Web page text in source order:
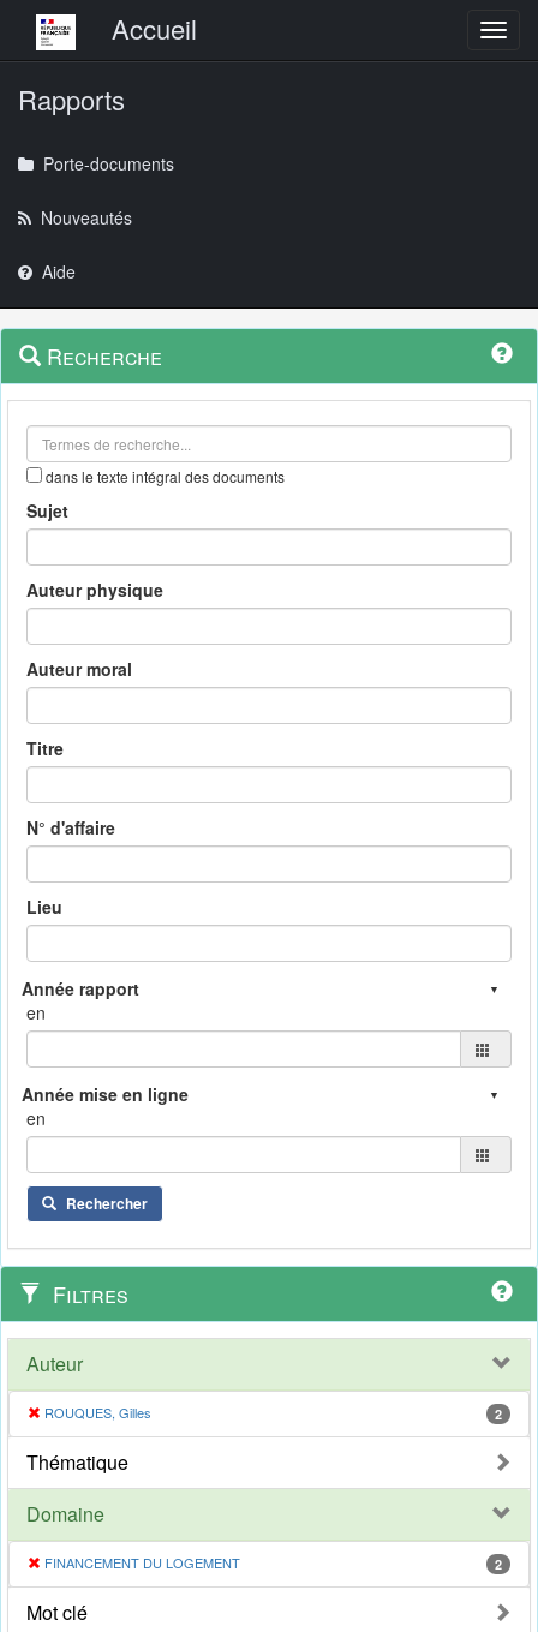
Menu principalAccueil
Rapports
Porte-documents
Nouveautés
Aide
Navigation
outils
Menu
contextuel
Recherche
dans le texte intégral des documents
Sujet
Auteur physique
Auteur moral
Titre
N° d'affaire
Lieu
en
en
Rechercher
Filtres
Auteur
ROUQUES, Gilles 2
Thématique
Domaine
FINANCEMENT DU LOGEMENT 2
Mot clé